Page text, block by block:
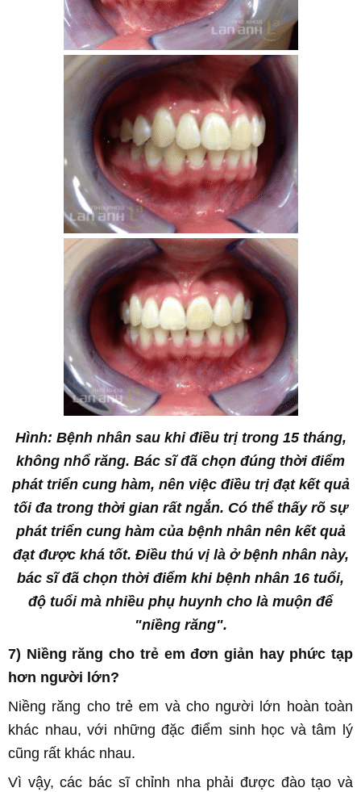
Hình: Bệnh nhân sau khi điều trị trong 15 tháng,
không nhổ răng. Bác sĩ đã chọn đúng thời điểm
phát triển cung hàm, nên việc điều trị đạt kết quả
tối đa trong thời gian rất ngắn. Có thể thấy rõ sự
phát triển cung hàm của bệnh nhân nên kết quả
đạt được khá tốt. Điều thú vị là ở bệnh nhân này,
bác sĩ đã chọn thời điểm khi bệnh nhân 16 tuổi,
độ tuổi mà nhiều phụ huynh cho là muộn để
"niềng răng".
7) Niềng răng cho trẻ em đơn giản hay phức tạp
hơn người lớn?
Niềng răng cho trẻ em và cho người lớn hoàn toàn
khác nhau, với những đặc điểm sinh học và tâm lý
cũng rất khác nhau.
Vì vậy, các bác sĩchỉnh nhaphải được đào tạo và